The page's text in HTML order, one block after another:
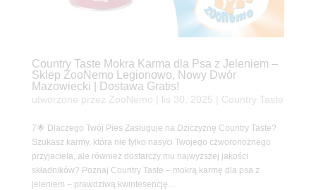
Country Taste Mokra Karma dla Psa z Jeleniem –
Sklep ZooNemo Legionowo, Nowy Dwór
Mazowiecki | Dostawa Gratis!
utworzone przez ZooNemo lis 30, 2025 Country Taste
7🌟 Dlaczego Twój Pies Zasługuje na Dziczyznę Country Taste?
Szukasz karmy, która nie tylko nasyci Twojego czworonożnego
przyjaciela, ale również dostarczy mu najwyższej jakości
składników? Poznaj Country Taste – mokrą karmę dla psa z
jeleniem – prawdziwą kwintesencję...